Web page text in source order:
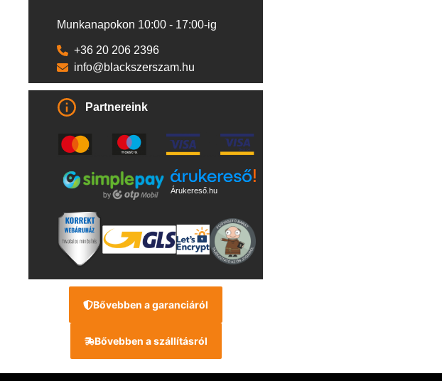
Munkanapokon 10:00 - 17:00-ig
+36 20 206 2396
info@blackszerszam.hu
Partnereink
Árukereső.hu
Bővebben a garanciáról
Bővebben a szállításról